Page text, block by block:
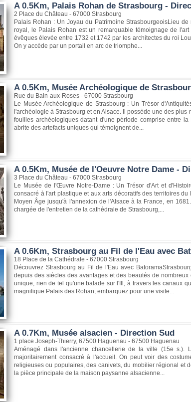
A 0.5Km, Palais Rohan de Strasbourg -
2 Place du Château - 67000 Strasbourg
Palais Rohan : Un Joyau du Patrimoine StrasbourgeoisLieu
royal, le Palais Rohan est un remarquable témoignage de
évêques élevée entre 1732 et 1742 par les architectes du roi
On y accède par un portail en arc de triomphe...
A 0.5Km, Musée Archéologique de
Rue du Bain-aux-Roses - 67000 Strasbourg
Le Musée Archéologique de Strasbourg : Un Trésor
l'archéologie à Strasbourg et en Alsace. Il possède une des
fouilles archéologiques datant d'une période comprise entre
abrite des artefacts uniques qui témoignent de...
A 0.5Km, Musée de l'Oeuvre Notre Dame -
3 Place du Château - 67000 Strasbourg
Le Musée de l'Œuvre Notre-Dame : Un Trésor d'Art et
consacré à l'art plastique et aux arts décoratifs des territoires
Moyen Âge jusqu'à l'annexion de l'Alsace à la France, en
chargée de l'entretien de la cathédrale de Strasbourg,...
A 0.6Km, Strasbourg au Fil de l'Eau avec
18 Place de la Cathédrale - 67000 Strasbourg
Découvrez Strasbourg au Fil de l'Eau avec
depuis des siècles des avantages et des beautés de
unique, rien de tel qu'une balade sur l'Ill, à travers les canaux
magnifique Palais des Rohan, embarquez pour une visite...
A 0.7Km, Musée alsacien - Direction Sud
1 place Joseph-Thierry, 67500 Haguenau - 67500 Haguenau
Aménagé dans l'ancienne chancellerie de la ville (15e s.).
majoritairement consacré à l'accueil. On peut voir des
religieuses ou populaires, des canivets, du mobilier régional et
la pièce principale de la maison paysanne alsacienne...